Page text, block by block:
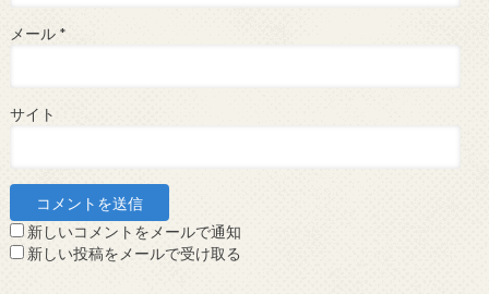
メール *
サイト
新しいコメントをメールで通知
新しい投稿をメールで受け取る